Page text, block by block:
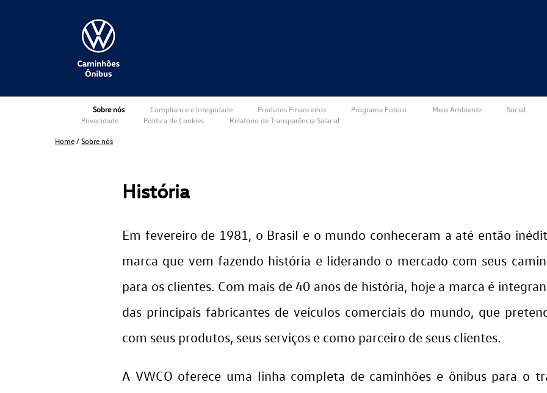
Sobre nós Compliance e Integridade Produtos Financeiros Programa Futuro Meio Ambiente Social
Privacidade
Política de Cookies Relatório de Transparência Salarial
Home / Sobre nós
História
Em fevereiro de 1981, o Brasil e o mundo conheceram a até então
marca que vem fazendo história e liderando o mercado com seus
para os clientes. Com mais de 40 anos de história, hoje a marca é
das principais fabricantes de veículos comerciais do mundo, que
com seus produtos, seus serviços e como parceiro de seus clientes.
A VWCO oferece uma linha completa de caminhões e ônibus para o